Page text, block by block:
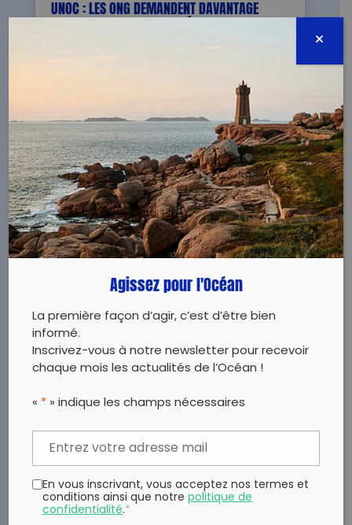
UNOC : LES ONG DEMANDENT DAVANTAGE
D’ENGAGEMENT POUR L’OCÉAN
protégées, exploitation minière des grands
fonds marins… Alors que la Conférence des
Nations unies sur l’océan s’est achevée
vendredi 13 juin, les ONG saluent quelques
avancées, mais soulignent de nombreux
chantiers persistants pour permettre une
véritable protection de l’océan.
LIRE
Agissez pour l'Océan
La première façon d’agir, c’est d’être bien
informé.
Inscrivez-vous à notre newsletter pour recevoir
chaque mois les actualités de l’Océan !
« * » indique les champs nécessaires
En vous inscrivant, vous acceptez nos termes et
conditions ainsi que notrepolitique de
confidentialité.*